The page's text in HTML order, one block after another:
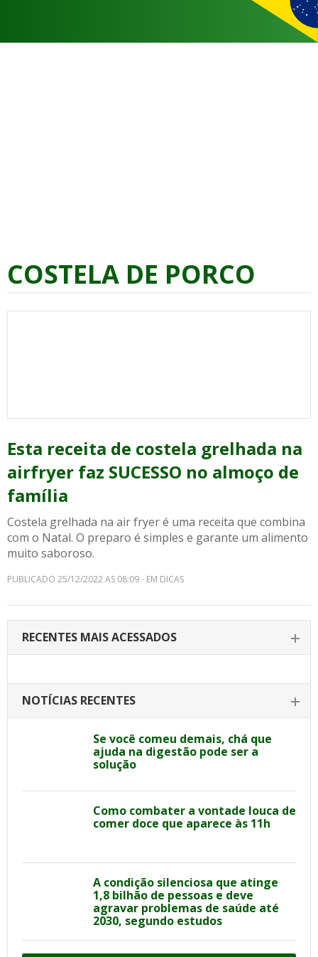
COSTELA DE PORCO
Esta receita de costela grelhada na
airfryer faz SUCESSO no almoço de
família
Costela grelhada na air fryer é uma receita que combina
com o Natal. O preparo é simples e garante um alimento
muito saboroso.
PUBLICADO 25/12/2022 AS 08:09 - EM DICAS
RECENTES MAIS ACESSADOS
NOTÍCIAS RECENTES
Se você comeu demais, chá que
ajuda na digestão pode ser a
solução
Como combater a vontade louca de
comer doce que aparece às 11h
A condição silenciosa que atinge
1,8 bilhão de pessoas e deve
agravar problemas de saúde até
2030, segundo estudos